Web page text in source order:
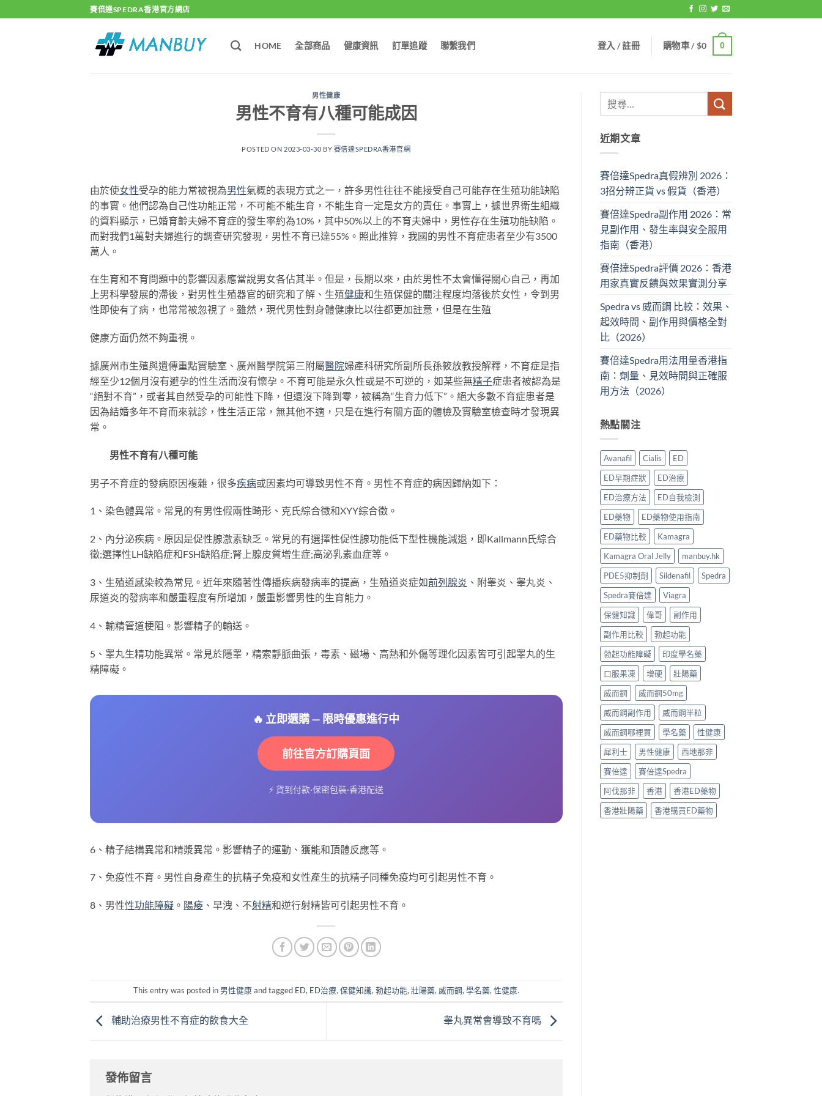
to
賽倍達SPEDRA香港官方網店
HOME 全部商品 健康資訊 訂單追蹤 聯繫我們 登入 / 註冊 購物車 /$0 0
男性健康
男性不育有八種可能成因
POSTED ON 2023-03-30 BY 賽倍達SPEDRA香港官網
由於使女性受孕的能力常被視為男性氣概的表現方式之一，許多男性往往不能接受自己可能存在生殖功能缺陷
的事實。他們認為自己性功能正常，不可能不能生育，不能生育一定是女方的責任。事實上，據世界衛生組織
的資料顯示，已婚育齡夫婦不育症的發生率約為10%，其中50%以上的不育夫婦中，男性存在生殖功能缺陷。
而對我們1萬對夫婦進行的調查研究發現，男性不育已達55%。照此推算，我國的男性不育症患者至少有3500
萬人。
在生育和不育問題中的影響因素應當說男女各佔其半。但是，長期以來，由於男性不太會懂得關心自己，再加
上男科學發展的滯後，對男性生殖器官的研究和了解、生殖健康和生殖保健的關注程度均落後於女性，令到男
性即使有了病，也常常被忽視了。雖然，現代男性對身體健康比以往都更加註意，但是在生殖
健康方面仍然不夠重視。
據廣州市生殖與遺傳重點實驗室、廣州醫學院第三附屬醫院婦產科研究所副所長孫筱放教授解釋，不育症是指
經至少12個月沒有避孕的性生活而沒有懷孕。不育可能是永久性或是不可逆的，如某些無精子症患者被認為是
“絕對不育”，或者其自然受孕的可能性下降，但還沒下降到零，被稱為“生育力低下”。絕大多數不育症患者是
因為結婚多年不育而來就診，性生活正常，無其他不適，只是在進行有關方面的體檢及實驗室檢查時才發現異
常。
男性不育有八種可能
男子不育症的發病原因複雜，很多疾病或因素均可導致男性不育。男性不育症的病因歸納如下：
1、染色體異常。常見的有男性假兩性畸形、克氏綜合徵和XYY綜合徵。
2、內分泌疾病。原因是促性腺激素缺乏。常見的有選擇性促性腺功能低下型性機能減退，即Kallmann氏綜合
徵;選擇性LH缺陷症和FSH缺陷症;腎上腺皮質增生症;高泌乳素血症等。
3、生殖道感染較為常見。近年來隨著性傳播疾病發病率的提高，生殖道炎症如前列腺炎 、附睾炎、睾丸炎、
尿道炎的發病率和嚴重程度有所增加，嚴重影響男性的生育能力。
4、輸精管道梗阻。影響精子的輸送。
5、睾丸生精功能異常。常見於隱睾，精索靜脈曲張，毒素、磁場、高熱和外傷等理化因素皆可引起睾丸的生
精障礙。
🔥 立即選購 — 限時優惠進行中
前往官方訂購頁面
⚡ 貨到付款·保密包裝·香港配送
6、精子結構異常和精漿異常。影響精子的運動、獲能和頂體反應等。
7、免疫性不育。男性自身產生的抗精子免疫和女性產生的抗精子同種免疫均可引起男性不育。
8、男性性功能障礙 。 陽痿 、早洩、不射精和逆行射精皆可引起男性不育。
This entry was posted in 男性健康and tagged ED, ED治療,保健知識,勃起功能,壯陽藥, 威而鋼,學名藥,性健康.
輔助治療男性不育症的飲食大全 睾丸異常會導致不育嗎
發佈留言
近期文章
賽倍達Spedra真假辨別 2026：
3招分辨正貨 vs 假貨（香港）
賽倍達Spedra副作用 2026：常
見副作用、發生率與安全服用
指南（香港）
賽倍達Spedra評價 2026：香港
用家真實反饋與效果實測分享
Spedra vs 威而鋼 比較：效果、
起效時間、副作用與價格全對
比（2026）
賽倍達Spedra用法用量香港指
南：劑量、見效時間與正確服
用方法（2026）
熱點關注
Avanafil Cialis
ED
ED早期症狀
ED治療
ED治療方法
ED自我檢測
ED藥物
ED藥物使用指南
ED藥物比較
Kamagra
Kamagra Oral Jelly
manbuy.hk
PDE5抑制劑
Sildenafil
Spedra
Spedra賽倍達
Viagra
保健知識
偉哥
副作用
副作用比較
勃起功能
勃起功能障礙
印度學名藥
口服果凍
增硬
壯陽藥
威而鋼
威而鋼50mg
威而鋼副作用
威而鋼半粒
威而鋼哪裡買
學名藥
性健康
犀利士
男性健康
西地那非
賽倍達
賽倍達Spedra
阿伐那非
香港
香港ED藥物
香港壯陽藥
香港購買ED藥物